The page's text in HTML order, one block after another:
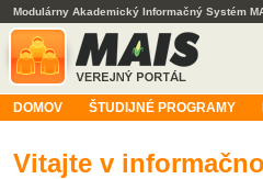
Modulárny Akademický Informačný Systém
DOMOV ŠTUDIJNÉ PROGRAMY
Vitajte v